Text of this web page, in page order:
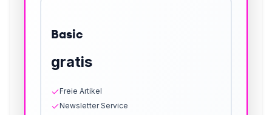
Basic
gratis
Freie Artikel
Newsletter Service